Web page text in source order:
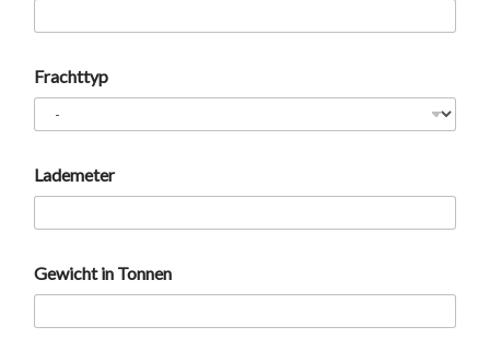
n
D
e
s
c
z
e
Frachttyp
Lademeter
Gewicht in Tonnen